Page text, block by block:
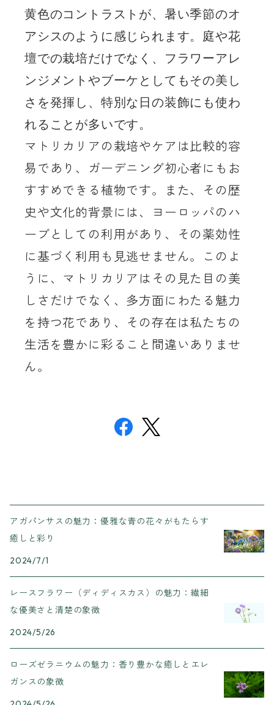
黄色のコントラストが、暑い季節のオ
アシスのように感じられます。庭や花
壇での栽培だけでなく、フラワーアレ
ンジメントやブーケとしてもその美し
さを発揮し、特別な日の装飾にも使わ
れることが多いです。
マトリカリアの栽培やケアは比較的容
易であり、ガーデニング初心者にもお
すすめできる植物です。また、その歴
史や文化的背景には、ヨーロッパのハ
ーブとしての利用があり、その薬効性
に基づく利用も見逃せません。このよ
うに、マトリカリアはその見た目の美
しさだけでなく、多方面にわたる魅力
を持つ花であり、その存在は私たちの
生活を豊かに彩ること間違いありませ
ん。
アガパンサスの魅力：優雅な青の花々がもたらす
癒しと彩り
2024/7/1
レースフラワー（ディディスカス）の魅力：繊細
な優美さと清楚の象徴
2024/5/26
ローズゼラニウムの魅力：香り豊かな癒しとエレ
ガンスの象徴